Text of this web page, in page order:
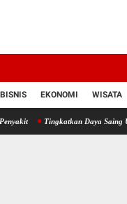
BISNIS EKONOMI WISATA
Tingkatkan Daya Saing UMKM,